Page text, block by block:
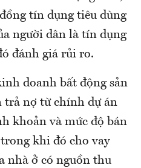
tín dụng tiêu dùng
người dân là tín dụng
đánh giá rủi ro.
doanh bất động sản
trả nợ từ chính dự án
khoản và mức độ bán
khi đó cho vay
nhà ở có nguồn thu